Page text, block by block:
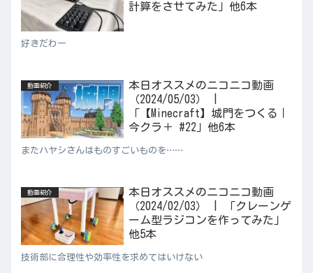
計算をさせてみた」他6本
好きだわー
動画紹介
本日オススメのニコニコ動画
（2024/05/03） |
「【Minecraft】城門をつくる｜
今クラ＋ #22」他6本
またハヤシさんはものすごいものを……
動画紹介
本日オススメのニコニコ動画
（2024/02/03） | 「クレーンゲ
ーム型ラジコンを作ってみた」
他5本
技術部に合理性や効率性を求めてはいけない